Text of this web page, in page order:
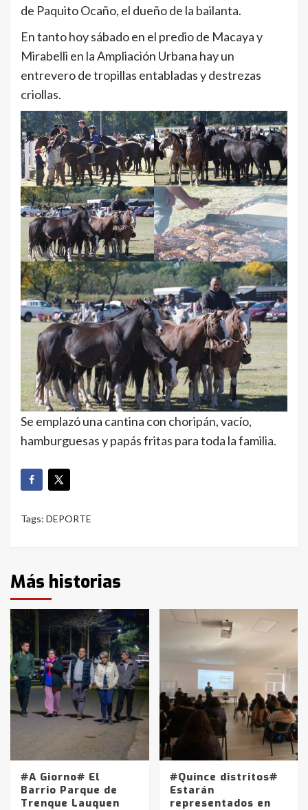
de Paquito Ocaño, el dueño de la bailanta.
En tanto hoy sábado en el predio de Macaya y
Mirabelli en la Ampliación Urbana hay un
entrevero de tropillas entabladas y destrezas
criollas.
Se emplazó una cantina con choripán, vacío,
hamburguesas y papás fritas para toda la familia.
Tags: DEPORTE
Más historias
#A Giorno# El
Barrio Parque de
Trenque Lauquen
#Quince distritos#
Estarán
representados en